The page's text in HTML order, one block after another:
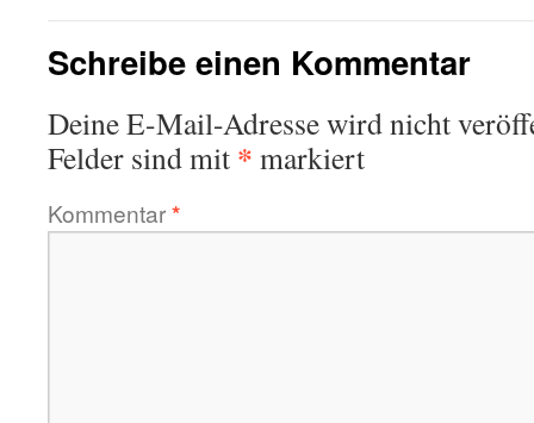
Schreibe einen Kommentar
Deine E-Mail-Adresse wird nicht
Felder sind mit * markiert
Kommentar*